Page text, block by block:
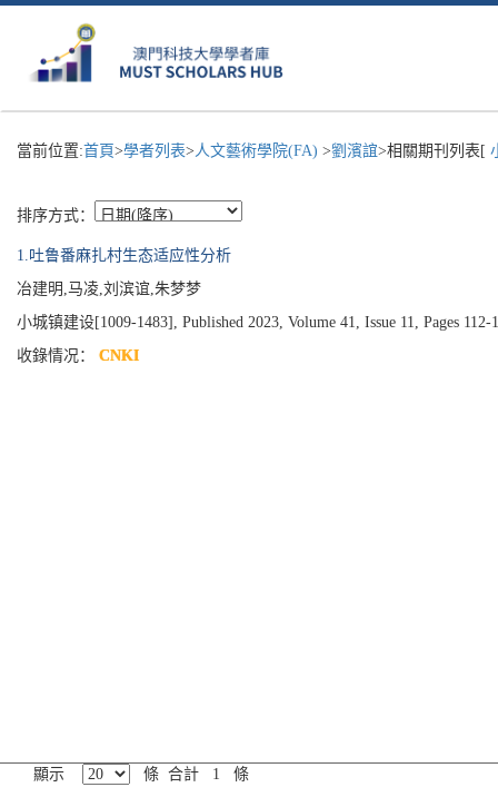
當前位置:首頁>學者列表>人文藝術學院(FA) >劉濱誼>相關期刊列表[
排序方式：
1.吐鲁番麻扎村生态适应性分析
冶建明,马凌,刘滨谊,朱梦梦
小城镇建设[1009-1483], Published 2023, Volume 41, Issue 11, Pages 112-
收錄情况： CNKI
顯示 條 合計 1 條